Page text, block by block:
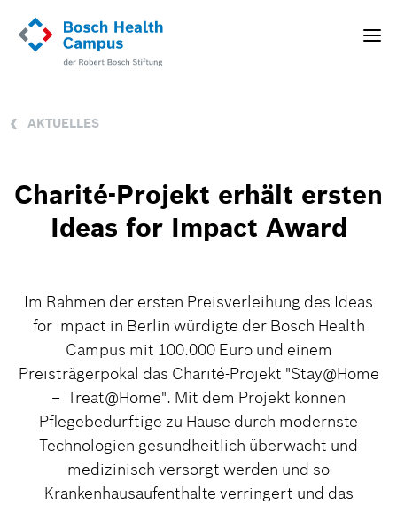
Toggle
AKTUELLES
Charité-Projekt erhält ersten
Ideas for Impact Award
Im Rahmen der ersten Preisverleihung des Ideas
for Impact in Berlin würdigte der Bosch Health
Campus mit 100.000 Euro und einem
Preisträgerpokal das Charité-Projekt "Stay@Home
– Treat@Home". Mit dem Projekt können
Pflegebedürftige zu Hause durch modernste
Technologien gesundheitlich überwacht und
medizinisch versorgt werden und so
Krankenhausaufenthalte verringert und das